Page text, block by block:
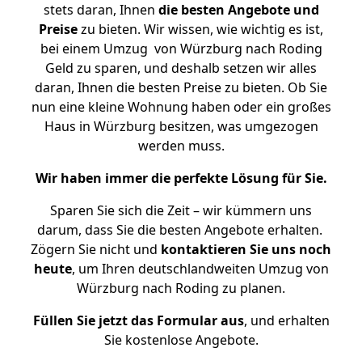
stets daran, Ihnen die besten Angebote und
Preisezu bieten. Wir wissen, wie wichtig es ist,
bei einem Umzug von Würzburg nach Roding
Geld zu sparen, und deshalb setzen wir alles
daran, Ihnen die besten Preise zu bieten. Ob Sie
nun eine kleine Wohnung haben oder ein großes
Haus in Würzburg besitzen, was umgezogen
werden muss.
Wir haben immer die perfekte Lösung für Sie.
Sparen Sie sich die Zeit – wir kümmern uns
darum, dass Sie die besten Angebote erhalten.
Zögern Sie nicht und kontaktieren Sie uns noch
heute, um Ihren deutschlandweiten Umzug von
Würzburg nach Roding zu planen.
Füllen Sie jetzt das Formular aus, und erhalten
Sie kostenlose Angebote.